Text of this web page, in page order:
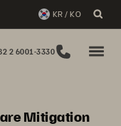
KR / KO
2 6001-3330
Mitigation